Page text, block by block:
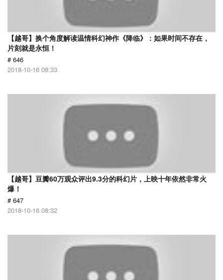
【越哥】换个角度解读温情科幻神作《降临》：如果时间不存在，
片刻就是永恒！
# 646
2018-10-16 08:33
【越哥】豆瓣60万观众评出9.3分的科幻片，上映十年依然非常火
爆！
# 647
2018-10-16 08:32